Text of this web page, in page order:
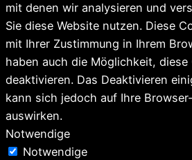
mit denen wir analysieren und
Sie diese Website nutzen. Diese
mit Ihrer Zustimmung in Ihrem
haben auch die Möglichkeit, diese
deaktivieren. Das Deaktivieren
kann sich jedoch auf Ihre
auswirken.
Notwendige
Notwendige